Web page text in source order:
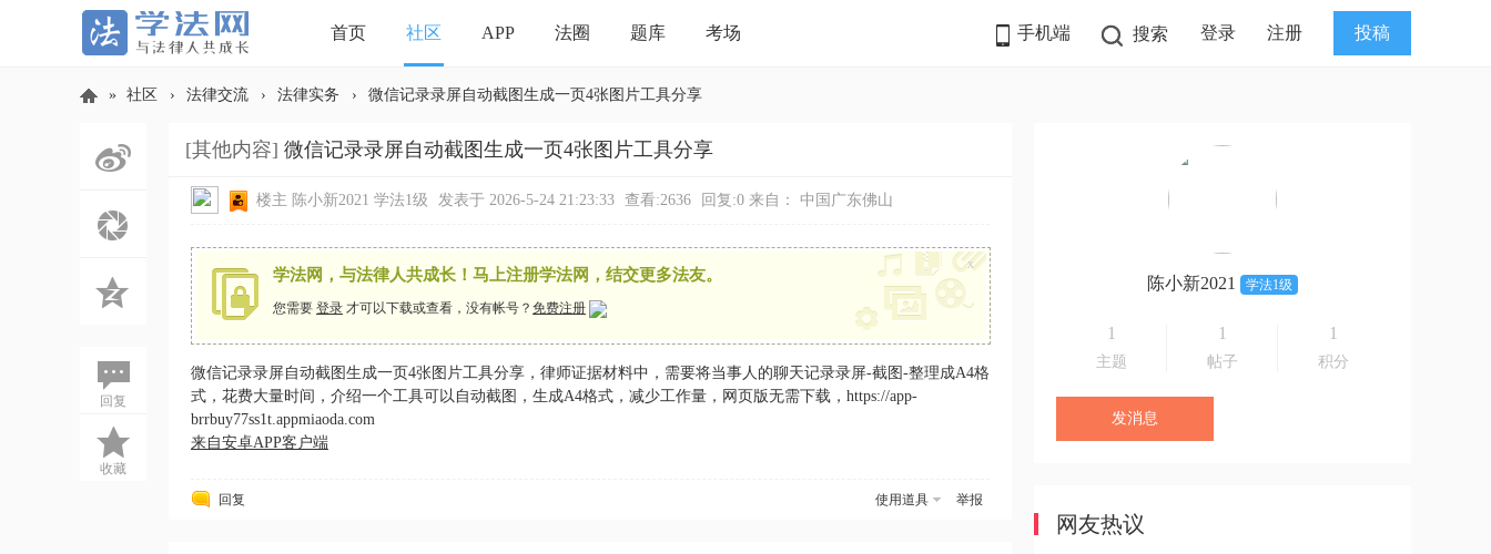
首页 社区 APP 法圈 题库 考场 手机端 搜索 登录 注册 投稿
» 社区 › 法律交流 › 法律实务 › 微信记录录屏自动截图生成一页4张图片工具分享
回复
收藏
[其他内容] 微信记录录屏自动截图生成一页4张图片工具分享
楼主 陈小新2021 学法1级 发表于 2026-5-24 21:23:33 查看:2636 回复:0 来自： 中国广东佛山
学法网，与法律人共成长！马上注册学法网，结交更多法友。
您需要 登录 才可以下载或查看，没有帐号？ 免费注册
x
微信记录录屏自动截图生成一页4张图片工具分享，律师证据材料中，需要将当事人的聊天记录录屏-截图-整理成A4格
式，花费大量时间，介绍一个工具可以自动截图，生成A4格式，减少工作量，网页版无需下载，https://app-
brrbuy77ss1t.appmiaoda.com
来自安卓APP客户端
回复 使用道具 举报
陈小新2021 学法1级
1
主题
1
帖子
1
积分
发消息
网友热议